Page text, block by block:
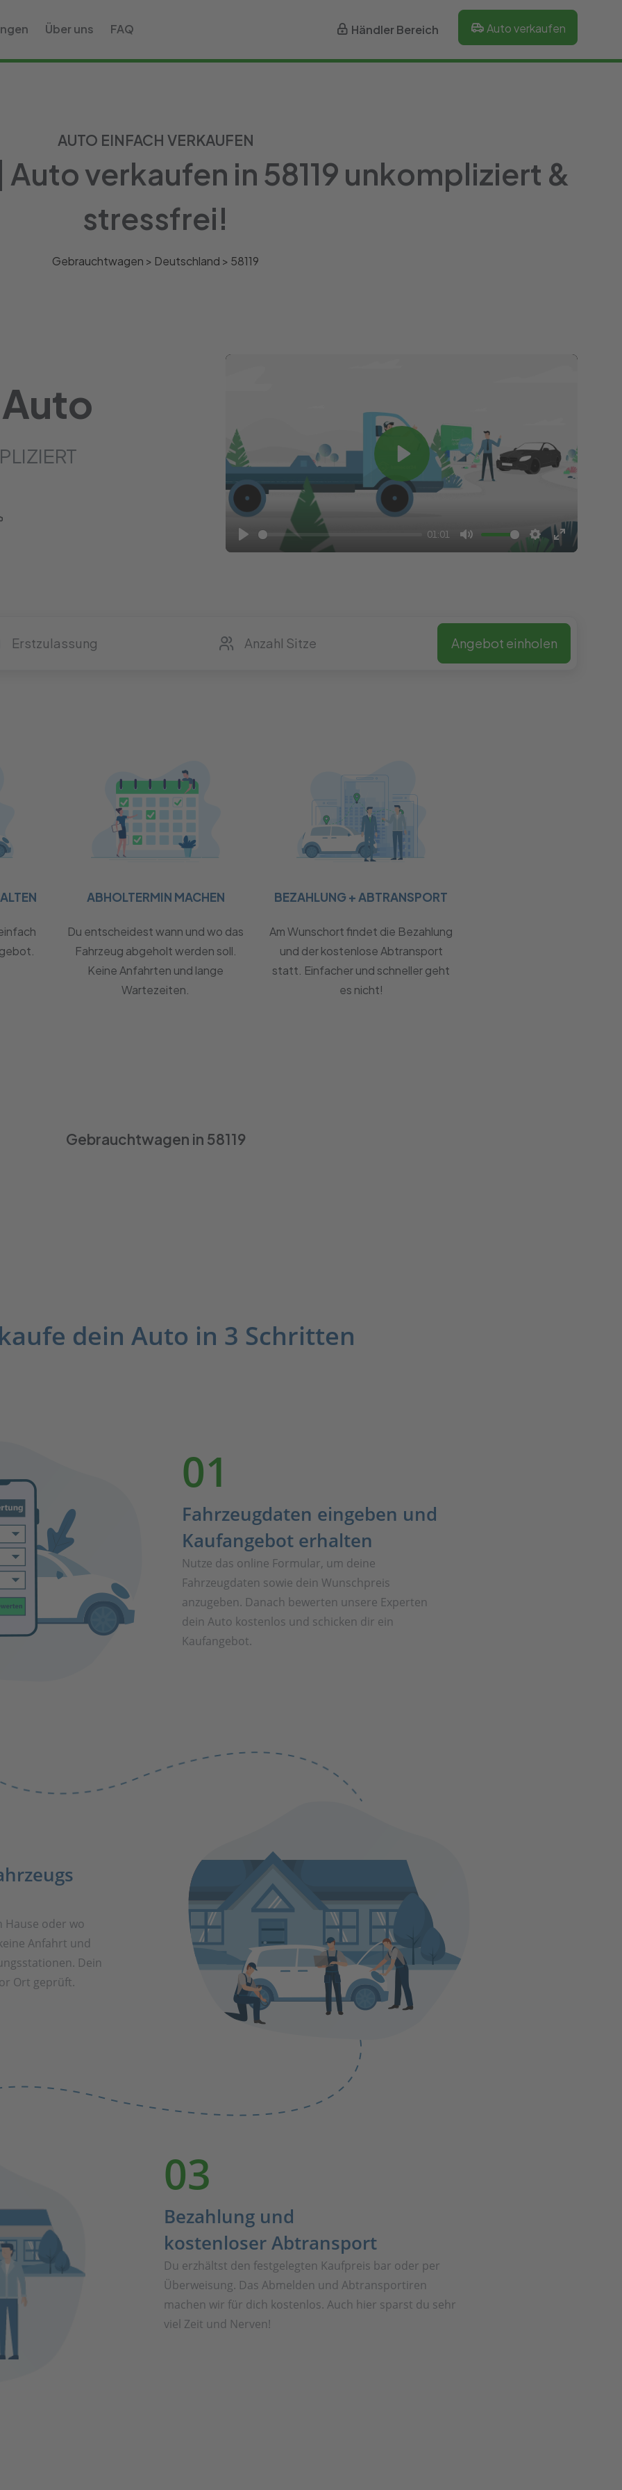
Über uns FAQ Händler Bereich Auto verkaufen
AUTO EINFACH VERKAUFEN
Auto verkaufen in 58119 unkompliziert &
stressfrei!
Gebrauchtwagen > Deutschland > 58119
Play
01:01
Mute Settings
Enter
Play
Angebot einholen
ABHOLTERMIN MACHEN
Du entscheidest wann und wo das
Fahrzeug abgeholt werden soll.
Keine Anfahrten und lange
Wartezeiten.
BEZAHLUNG + ABTRANSPORT
Am Wunschort findet die Bezahlung
und der kostenlose Abtransport
statt. Einfacher und schneller geht
es nicht!
Gebrauchtwagen in 58119
dein Auto in 3 Schritten
01
Fahrzeugdaten eingeben und
Kaufangebot erhalten
Nutze das online Formular, um deine
Fahrzeugdaten sowie dein Wunschpreis
anzugeben. Danach bewerten unsere Experten
dein Auto kostenlos und schicken dir ein
Kaufangebot.
Hause oder wo
Anfahrt und
Dein
Ort geprüft.
03
Bezahlung und
kostenloser Abtransport
Du erzhältst den festgelegten Kaufpreis bar oder per
Überweisung. Das Abmelden und Abtransportiren
machen wir für dich kostenlos. Auch hier sparst du sehr
viel Zeit und Nerven!